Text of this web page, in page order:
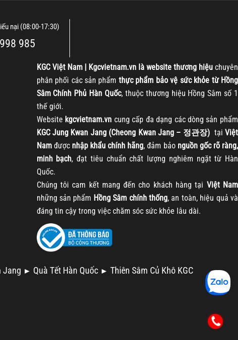
nại (08:00-17:30)
985
KGC Việt Nam | Kgcvietnam.vn là website thương hiệu chuyên
phân phối các sản phẩm thực phẩm bảo vệ sức khỏe từ Hồng
Sâm Chính Phủ Hàn Quốc, thuộc thương hiệu Hồng Sâm số 1
thế giới.
Website kgcvietnam.vn cung cấp đa dạng các dòng sản phẩm
KGC Jung Kwan Jang (Cheong Kwan Jang – 정관장)tại Việt
Namđược nhập khẩu chính hãng, đảm bảo nguồn gốc rõ ràng,
minh bạch, đạt tiêu chuẩn chất lượng nghiêm ngặt từ Hàn
Quốc.
Chúng tôi cam kết mang đến cho khách hàng tại Việt Nam
những sản phẩm Hồng Sâm chính thống, an toàn, hiệu quả và
đáng tin cậy trong việc chăm sóc sức khỏe lâu dài.
Jang ► Quà Tết Hàn Quốc ► Thiên Sâm Củ Khô KGC